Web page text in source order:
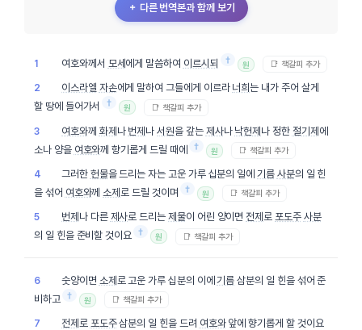
＋ 다른 번역본과 함께 보기
1 여호와께서 모세 에게 말씀하여 이르시되 † 원 📑 책갈피 추가
2 이스라엘 자손에게 말하여 그들에게 이르라 너희는 내가 주어 살게
할 땅에 들어가서
† 원 📑 책갈피 추가
3 여호와께 화제나 번제나서원을 갚는 제사나 낙헌제나 정한 절기제에
소나 양을 여호와께 향기롭게 드릴 때에 † 원 📑 책갈피 추가
4 그러한 헌물을 드리는 자는 고운 가루 십분의 일에기름 사분의 일 힌
을 섞어 여호와께소제로 드릴 것이며 † 원 📑 책갈피 추가
5 번제 나 다른 제사로 드리는 제물이 어린 양이면 전제로 포도주 사분
의 일 힌을 준비할 것이요 † 원 📑 책갈피 추가
6 숫양이면 소제 로 고운 가루 십분의 이에기름 삼분의 일 힌을 섞어 준
비하고 † 원 📑 책갈피 추가
7 전제 로 포도주삼분의 일 힌을 드려 여호와앞에 향기롭게 할 것이요